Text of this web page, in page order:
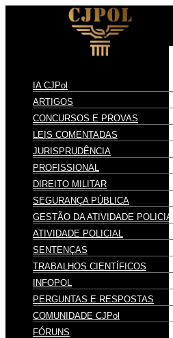
IA CJPol
ARTIGOS
CONCURSOS E PROVAS
LEIS COMENTADAS
JURISPRUDÊNCIA
PROFISSIONAL
DIREITO MILITAR
SEGURANÇA PÚBLICA
GESTÃO DA ATIVIDADE POLICIAL
ATIVIDADE POLICIAL
SENTENÇAS
TRABALHOS CIENTÍFICOS
INFOPOL
PERGUNTAS E RESPOSTAS
COMUNIDADE CJPol
FÓRUNS